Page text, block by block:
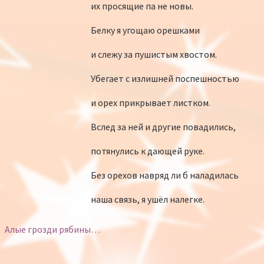
их просящие па не новы.
Белку я угощаю орешками
и слежу за пушистым хвостом.
Убегает с излишней поспешностью
и орех прикрывает листком.
Вслед за ней и другие повадились,
потянулись к дающей руке.
Без орехов навряд ли б наладилась
наша связь, я ушёл налегке.
Алые грозди рябины…